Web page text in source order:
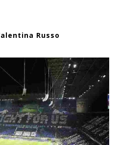
Russo